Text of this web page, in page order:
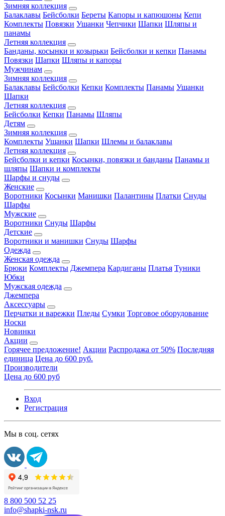
Зимняя коллекция
Балаклавы Бейсболки Береты Капоры и капюшоны Кепи
Комплекты Повязки Ушанки Чепчики Шапки Шляпы и
панамы
Летняя коллекция
Банданы, косынки и козырьки Бейсболки и кепки Панамы
Повязки Шапки Шляпы и капоры
Мужчинам
Зимняя коллекция
Балаклавы Бейсболки Кепки Комплекты Панамы Ушанки
Шапки
Летняя коллекция
Бейсболки Кепки Панамы Шляпы
Детям
Зимняя коллекция
Комплекты Ушанки Шапки Шлемы и балаклавы
Летняя коллекция
Бейсболки и кепки Косынки, повязки и банданы Панамы и
шляпы Шапки и комплекты
Шарфы и снуды
Женские
Воротники Косынки Манишки Палантины Платки Снуды
Шарфы
Мужские
Воротники Снуды Шарфы
Детские
Воротники и манишки Снуды Шарфы
Одежда
Женская одежда
Брюки Комплекты Джемпера Кардиганы Платья Туники
Юбки
Мужская одежда
Джемпера
Аксессуары
Перчатки и варежки Пледы Сумки Торговое оборудование
Носки
Новинки
Акции
Горячее предложение! Акции Распродажа от 50% Последняя
единица Цена до 600 руб.
Производители
Цена до 600 руб
Вход
Регистрация
Мы в соц. сетях
8 800 500 52 25
info@shapki-nsk.ru